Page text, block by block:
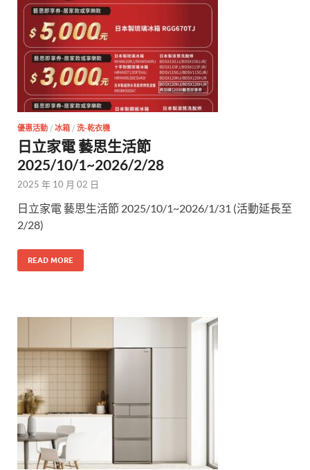
優惠活動 / 冰箱 / 洗-乾衣機
日立家電 藝思生活節
2025/10/1~2026/2/28
2025 年 10 月 02 日
日立家電 藝思生活節 2025/10/1~2026/1/31 (活動延長至
2/28)
READ MORE